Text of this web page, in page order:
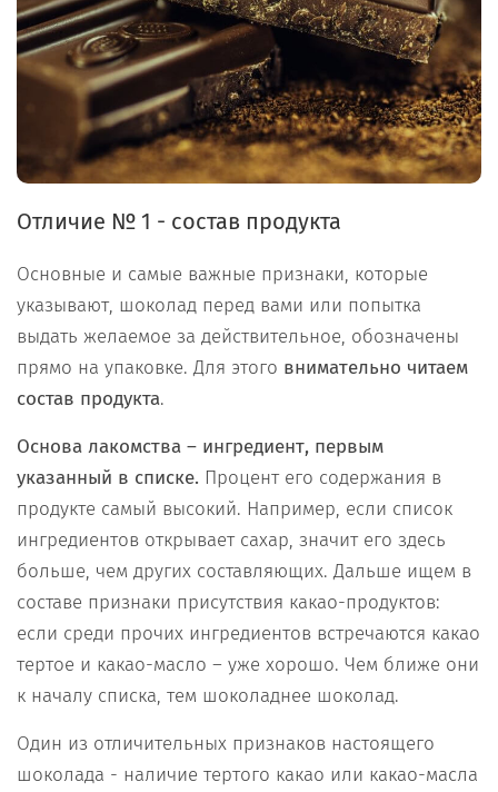
Отличие № 1 - состав продукта
Основные и самые важные признаки, которые
указывают, шоколад перед вами или попытка
выдать желаемое за действительное, обозначены
прямо на упаковке. Для этого внимательно читаем
состав продукта.
Основа лакомства – ингредиент, первым
указанный в списке. Процент его содержания в
продукте самый высокий. Например, если список
ингредиентов открывает сахар, значит его здесь
больше, чем других составляющих. Дальше ищем в
составе признаки присутствия какао-продуктов:
если среди прочих ингредиентов встречаются какао
тертое и какао-масло – уже хорошо. Чем ближе они
к началу списка, тем шоколаднее шоколад.
Один из отличительных признаков настоящего
шоколада - наличие тертого какао или какао-масла